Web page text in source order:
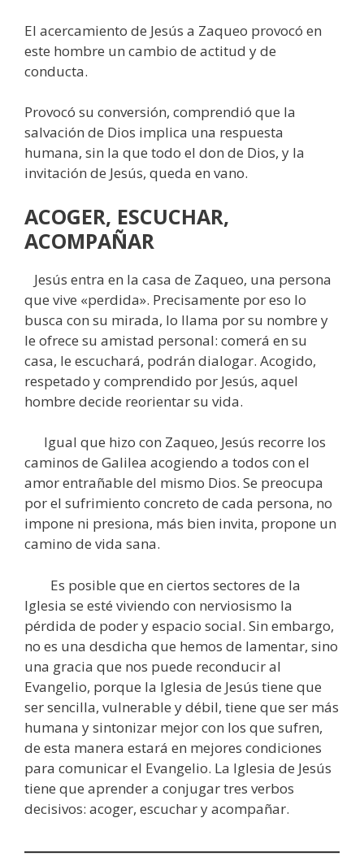
El acercamiento de Jesús a Zaqueo provocó en
este hombre un cambio de actitud y de
conducta.
Provocó su conversión, comprendió que la
salvación de Dios implica una respuesta
humana, sin la que todo el don de Dios, y la
invitación de Jesús, queda en vano.
ACOGER, ESCUCHAR,
ACOMPAÑAR
Jesús entra en la casa de Zaqueo, una persona
que vive «perdida». Precisamente por eso lo
busca con su mirada, lo llama por su nombre y
le ofrece su amistad personal: comerá en su
casa, le escuchará, podrán dialogar. Acogido,
respetado y comprendido por Jesús, aquel
hombre decide reorientar su vida.
Igual que hizo con Zaqueo, Jesús recorre los
caminos de Galilea acogiendo a todos con el
amor entrañable del mismo Dios. Se preocupa
por el sufrimiento concreto de cada persona, no
impone ni presiona, más bien invita, propone un
camino de vida sana.
Es posible que en ciertos sectores de la
Iglesia se esté viviendo con nerviosismo la
pérdida de poder y espacio social. Sin embargo,
no es una desdicha que hemos de lamentar, sino
una gracia que nos puede reconducir al
Evangelio, porque la Iglesia de Jesús tiene que
ser sencilla, vulnerable y débil, tiene que ser más
humana y sintonizar mejor con los que sufren,
de esta manera estará en mejores condiciones
para comunicar el Evangelio. La Iglesia de Jesús
tiene que aprender a conjugar tres verbos
decisivos: acoger, escuchar y acompañar.